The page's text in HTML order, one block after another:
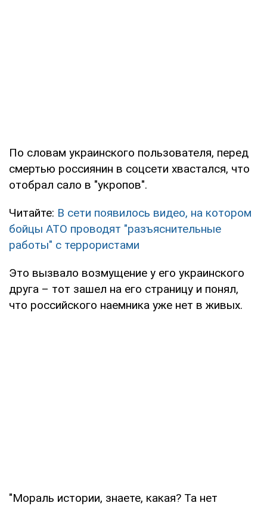
По словам украинского пользователя, перед
смертью россиянин в соцсети хвастался, что
отобрал сало в "укропов".
Читайте: В сети появилось видео, на котором
бойцы АТО проводят "разъяснительные
работы" с террористами
Это вызвало возмущение у его украинского
друга – тот зашел на его страницу и понял,
что российского наемника уже нет в живых.
"Мораль истории, знаете, какая? Та нет